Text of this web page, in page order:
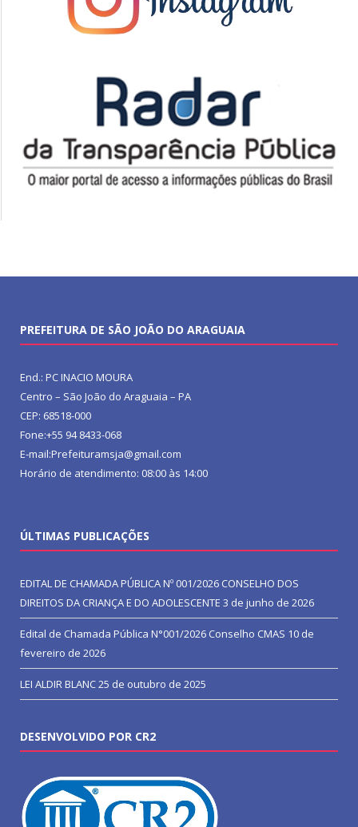
PREFEITURA DE SÃO JOÃO DO ARAGUAIA
End.: PC INACIO MOURA
Centro – São João do Araguaia – PA
CEP: 68518-000
Fone:+55 94 8433-068
E-mail:Prefeituramsja@gmail.com
Horário de atendimento: 08:00 às 14:00
ÚLTIMAS PUBLICAÇÕES
EDITAL DE CHAMADA PÚBLICA Nº 001/2026 CONSELHO DOS
DIREITOS DA CRIANÇA E DO ADOLESCENTE 3 de junho de 2026
Edital de Chamada Pública N°001/2026 Conselho CMAS 10 de
fevereiro de 2026
LEI ALDIR BLANC25 de outubro de 2025
DESENVOLVIDO POR CR2